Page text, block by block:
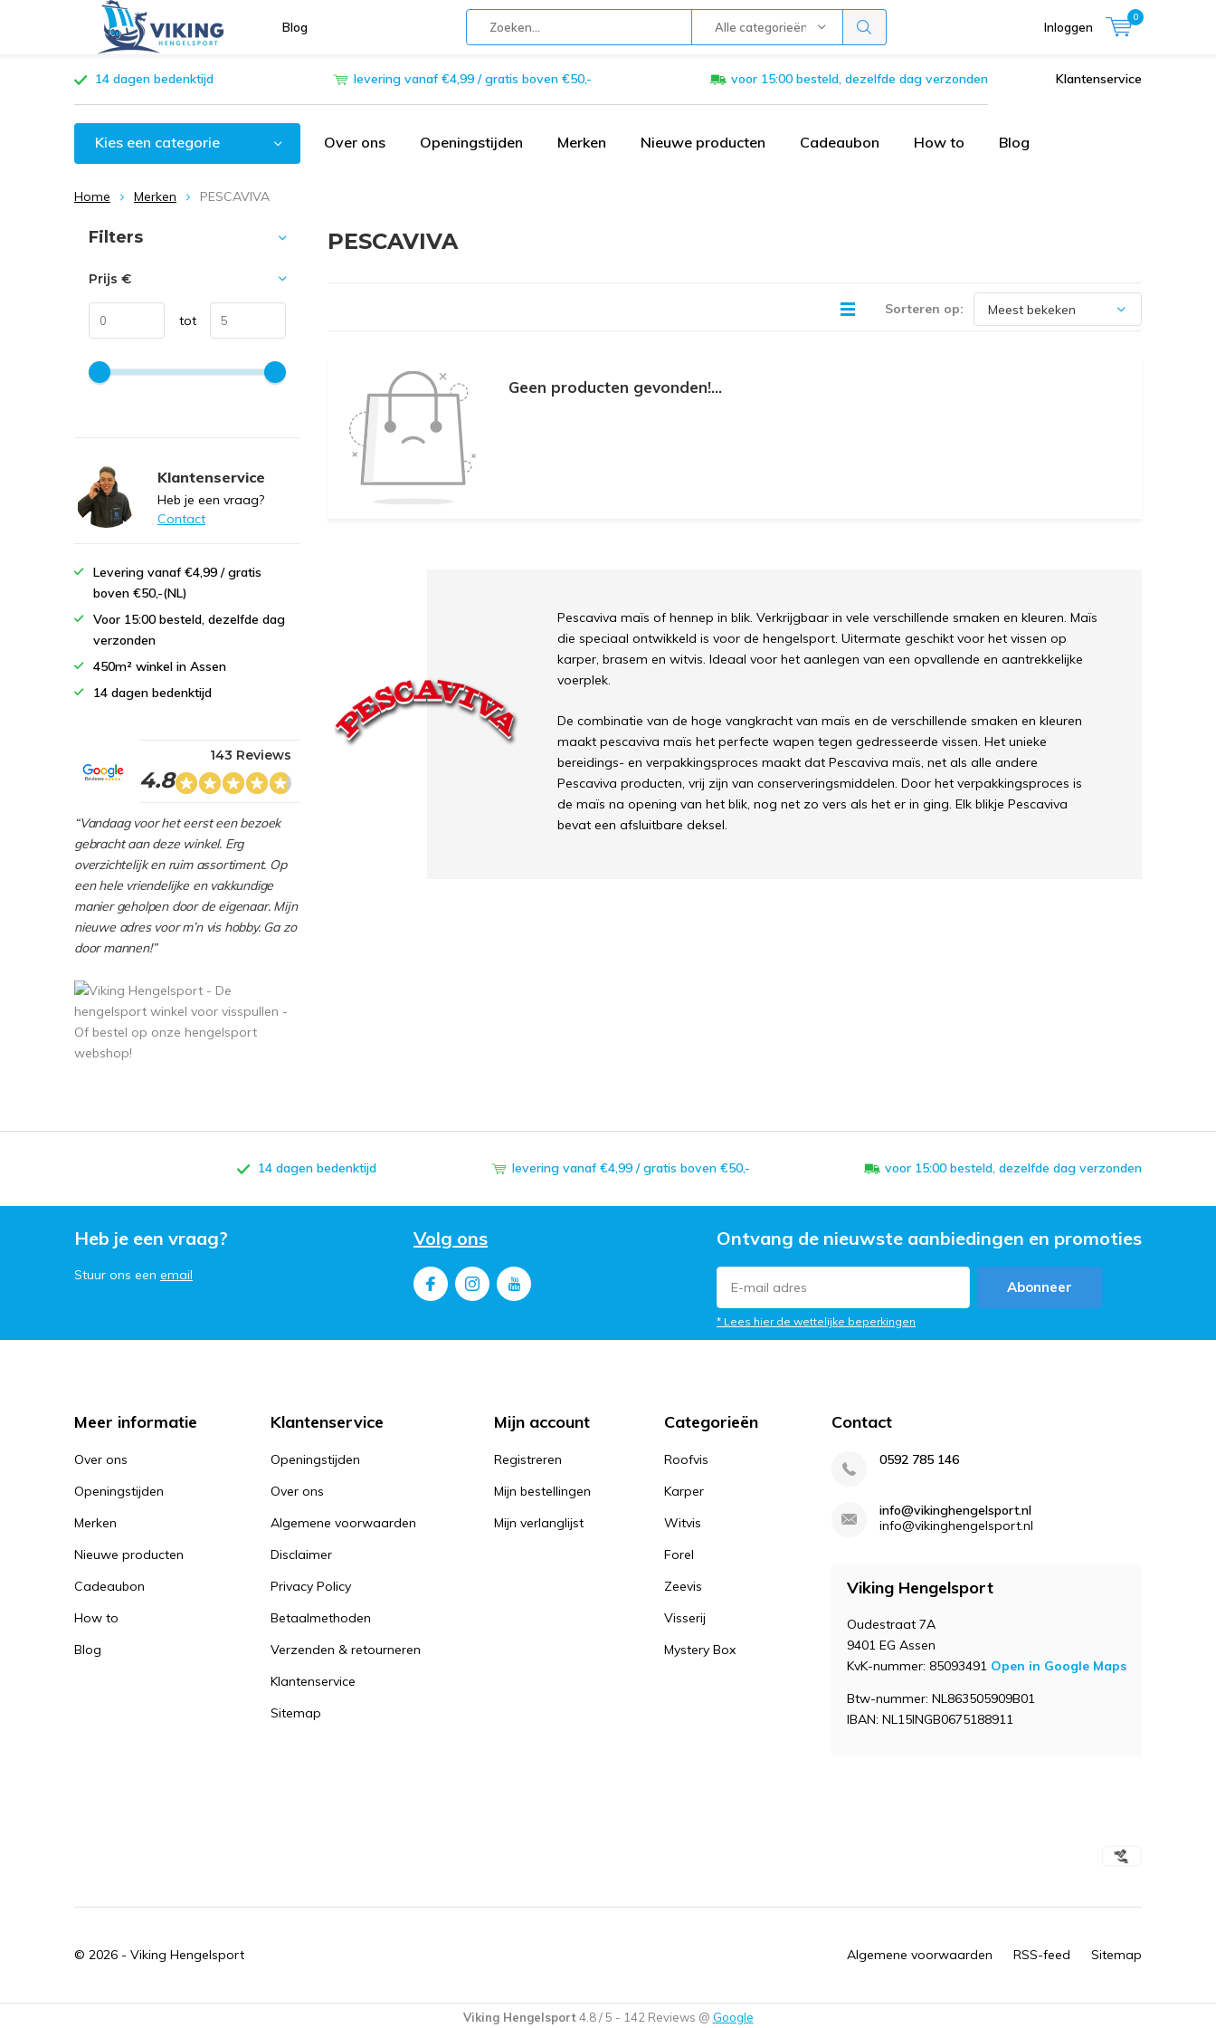
Blog Alle categorieën Inloggen
0
14 dagen bedenktijd levering vanaf €4,99 / gratis boven €50,- voor 15:00 besteld, dezelfde dag verzonden Klantenservice
Kies een categorie Over ons Openingstijden Merken Nieuwe producten Cadeaubon How to Blog
Home Merken PESCAVIVA
PESCAVIVA
Sorteren op:
Geen producten gevonden!...
Pescaviva maïs of hennep in blik. Verkrijgbaar in vele verschillende smaken en kleuren. Maïs
die speciaal ontwikkeld is voor de hengelsport. Uitermate geschikt voor het vissen op
karper, brasem en witvis. Ideaal voor het aanlegen van een opvallende en aantrekkelijke
voerplek.
De combinatie van de hoge vangkracht van maïs en de verschillende smaken en kleuren
maakt pescaviva maïs het perfecte wapen tegen gedresseerde vissen. Het unieke
bereidings- en verpakkingsproces maakt dat Pescaviva maïs, net als alle andere
Pescaviva producten, vrij zijn van conserveringsmiddelen. Door het verpakkingsproces is
de maïs na opening van het blik, nog net zo vers als het er in ging. Elk blikje Pescaviva
bevat een afsluitbare deksel.
Sorteren op:
Filters
Prijs €
tot
Klantenservice
Heb je een vraag?
Contact
Levering vanaf €4,99 / gratis
boven €50,-(NL)
Voor 15:00 besteld, dezelfde dag
verzonden
450m² winkel in Assen
14 dagen bedenktijd
4.8
143 Reviews
“Vandaag voor het eerst een bezoek
gebracht aan deze winkel. Erg
overzichtelijk en ruim assortiment. Op
een hele vriendelijke en vakkundige
manier geholpen door de eigenaar. Mijn
nieuwe adres voor m’n vis hobby. Ga zo
door mannen!”
14 dagen bedenktijd levering vanaf €4,99 / gratis boven €50,- voor 15:00 besteld, dezelfde dag verzonden
Heb je een vraag?
Stuur ons een email
Volg ons Ontvang de nieuwste aanbiedingen en promoties
Abonneer
* Lees hier de wettelijke beperkingen
Meer informatie
Over ons
Openingstijden
Merken
Nieuwe producten
Cadeaubon
How to
Blog
Klantenservice
Openingstijden
Over ons
Algemene voorwaarden
Disclaimer
Privacy Policy
Betaalmethoden
Verzenden & retourneren
Klantenservice
Sitemap
Mijn account
Registreren
Mijn bestellingen
Mijn verlanglijst
Categorieën
Roofvis
Karper
Witvis
Forel
Zeevis
Visserij
Mystery Box
Contact
0592 785 146
info@vikinghengelsport.nl
info@vikinghengelsport.nl
Viking Hengelsport
Oudestraat 7A
9401 EG Assen
KvK-nummer: 85093491 Open in Google Maps
Btw-nummer: NL863505909B01
IBAN: NL15INGB0675188911
© 2026 - Viking Hengelsport Algemene voorwaarden RSS-feed Sitemap
Viking Hengelsport4.8/5 - 142 Reviews @ Google